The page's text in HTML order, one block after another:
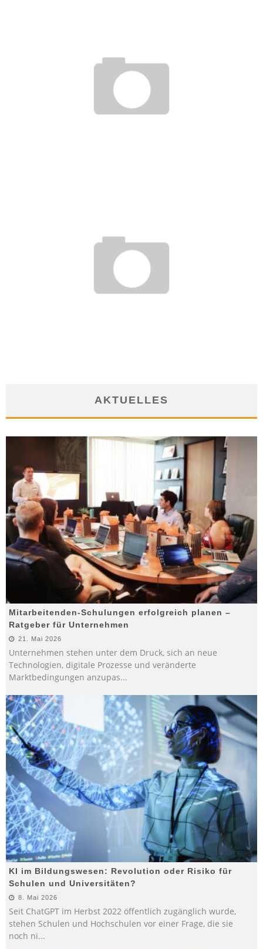
AKTUELLES
Mitarbeitenden-Schulungen erfolgreich planen –
Ratgeber für Unternehmen
21. Mai 2026
Unternehmen stehen unter dem Druck, sich an neue
Technologien, digitale Prozesse und veränderte
Marktbedingungen anzupas...
KI im Bildungswesen: Revolution oder Risiko für
Schulen und Universitäten?
8. Mai 2026
Seit ChatGPT im Herbst 2022 öffentlich zugänglich wurde,
stehen Schulen und Hochschulen vor einer Frage, die sie
noch ni...